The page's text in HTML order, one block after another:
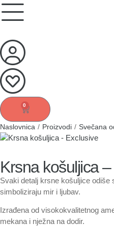
0
Naslovnica / Proizvodi / Svečana
Krsna košuljica
Svaki detalj krsne košuljice odiše
simboliziraju mir i ljubav.
Izrađena od visokokvalitetnog
mekana i nježna na dodir.